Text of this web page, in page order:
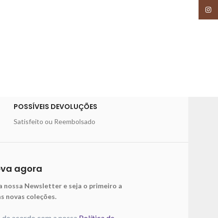
POSSÍVEIS DEVOLUÇÕES
Satisfeito ou Reembolsado
agora
nossa Newsletter e seja o primeiro a
novas coleções.